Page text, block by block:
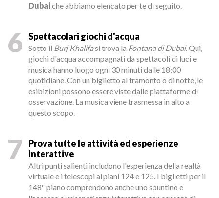
Dubaiche abbiamo elencato per te di seguito.
6 Spettacolari giochi d'acqua
Sotto il Burj Khalifasi trova la Fontana di Dubai. Qui,
giochi d'acqua accompagnati da spettacoli di luci e
musica hanno luogo ogni 30 minuti dalle 18:00
quotidiane. Con un biglietto al tramonto o di notte, le
esibizioni possono essere viste dalle piattaforme di
osservazione. La musica viene trasmessa in alto a
questo scopo.
7
Prova tutte le attività ed esperienze
interattive
Altri punti salienti includono l'esperienza della realtà
virtuale e i telescopi ai piani 124 e 125. I biglietti per il
148° piano comprendono anche uno spuntino e